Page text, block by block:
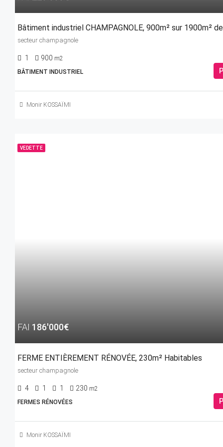
Bâtiment industriel CHAMPAGNOLE, 900m² sur 1900m²
secteur champagnole
1 900 m2
BÂTIMENT INDUSTRIEL
Monir KOSSAÏMI
VEDETTE
FAI 186'000€
FERME ENTIÈREMENT RÉNOVÉE, 230m² Habitables
secteur champagnole
4 1 1 230 m2
FERMES RÉNOVÉES
Monir KOSSAÏMI